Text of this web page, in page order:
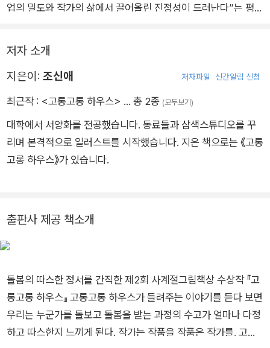
업의 밀도와 작가의 삶에서 끌어올린 진정성이 드러난다”는 평을
아기가 으앙 우는 소리와 함께 아침이 시작된다. ‘고롱고롱 씨’와
아기 ‘바다’의 어느 평범한 하루이다. 작가는 집 단면도를 닮은 컷
구성으로 칸칸이 하루의 모습들을 묘사하며 아침부터 밤까지의
밥 먹고 놀고 낮잠 자고 산책하고 집안일 하고 목욕시키고 재우고
쉬는, 평범한 육아 일상 같지만 시간 조각에 포착된 장면과 감정
를 담아낸 그림책이다.
저자 소개
지은이: 조신애 저자파일 신간알림 신청
최근작 : <고롱고롱 하우스> … 총 2종 (모두보기)
대학에서 서양화를 전공했습니다. 동료들과 삼색스튜디오를 꾸
리며 본격적으로 일러스트를 시작했습니다. 지은 책으로는 《고롱
고롱 하우스》가 있습니다.
출판사 제공 책소개
돌봄의 따스한 정서를 간직한 제2회 사계절그림책상 수상작 『고
롱고롱 하우스』 고롱고롱 하우스가 들려주는 이야기를 듣다 보면
우리는 누군가를 돌보고 돌봄을 받는 과정의 수고가 얼마나 다정
하고 따스한지 느끼게 된다. 작가는 작품을 작품은 작가를, 고양